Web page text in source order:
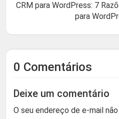
CRM para WordPress: 7
para
0 Comentários
Deixe um comentário
O seu endereço de e-mail